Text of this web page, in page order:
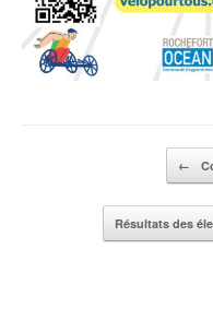
←
Résultats des